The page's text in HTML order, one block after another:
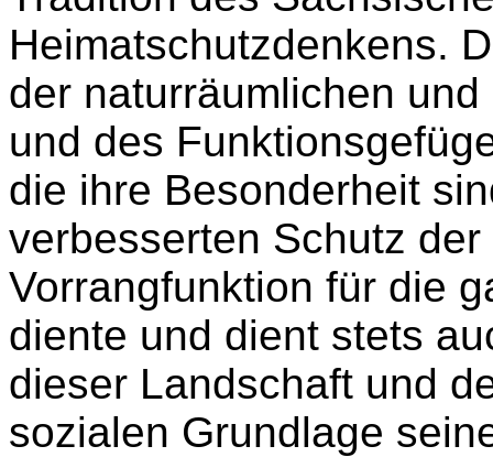
Heimatschutzdenkens.
der naturräumlichen
und des
die ihre Besonderheit
verbesserten Schutz
Vorrangfunktion für die
diente und dient stets
dieser Landschaft und
sozialen Grundlage